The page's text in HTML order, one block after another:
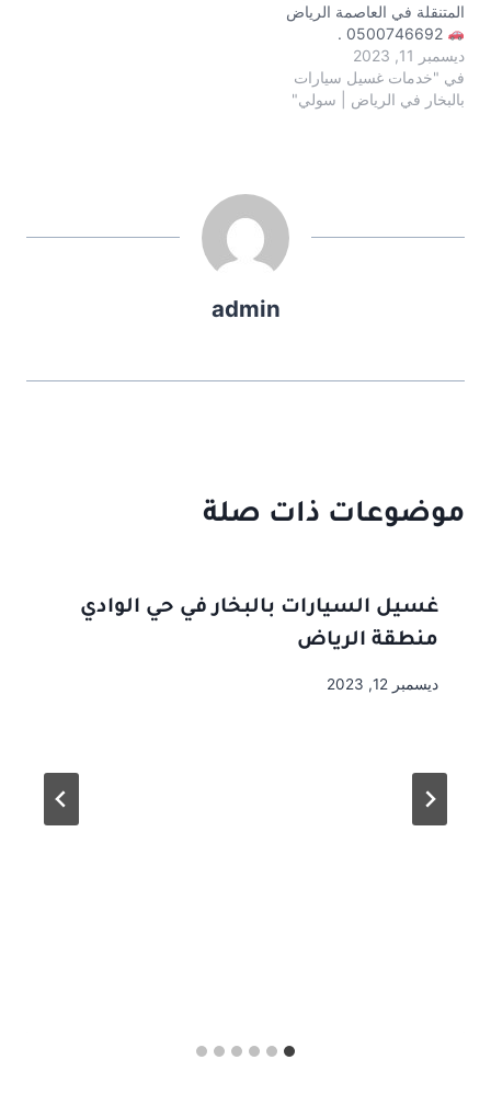
المتنقلة في العاصمة الرياض
ديسمبر 11, 2023
في "خدمات غسيل سيارات
بالبخار في الرياض | سولي"
admin
موضوعات ذات صلة
غسيل السيارات بالبخار في حي الوادي
منطقة الرياض
ديسمبر 12, 2023